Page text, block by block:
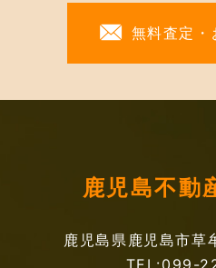
無料査定・
鹿児島不動
鹿児島県鹿児島市草